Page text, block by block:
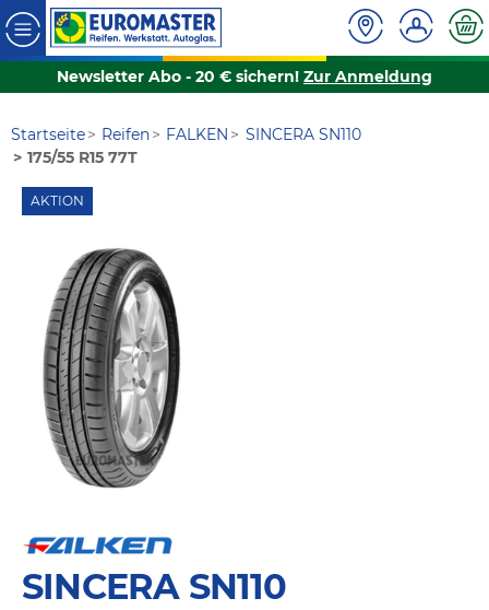
Newsletter Abo - 20 € sichern! Zur Anmeldung
Startseite Reifen FALKEN
SINCERA SN110
175/55 R15 77T
AKTION
SINCERA SN110